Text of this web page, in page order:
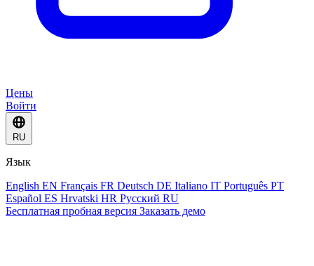
Цены
Войти
RU
Язык
English EN Français FR Deutsch DE Italiano IT Português PT
Español ES Hrvatski HR Русский RU
Бесплатная пробная версия Заказать демо